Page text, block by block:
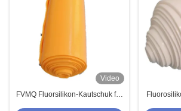
Video
FVMQ Fluorsilikon-Kautschuk für